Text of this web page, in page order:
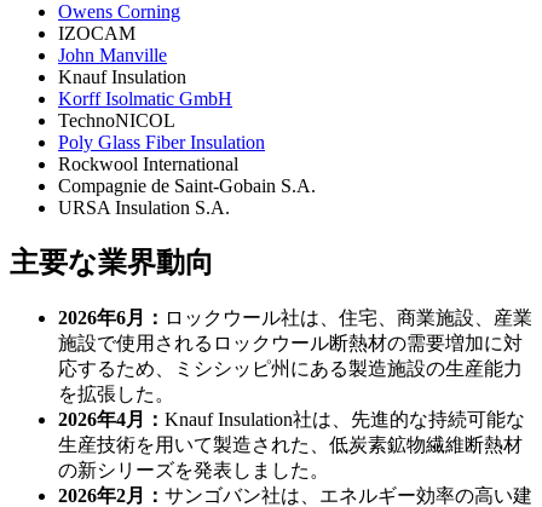
Owens Corning
IZOCAM
John Manville
Knauf Insulation
Korff Isolmatic GmbH
TechnoNICOL
Poly Glass Fiber Insulation
Rockwool International
Compagnie de Saint-Gobain S.A.
URSA Insulation S.A.
主要な業界動向
2026年6月： ロックウール社は、住宅、商業施設、産業
施設で使用されるロックウール断熱材の需要増加に対
応するため、ミシシッピ州にある製造施設の生産能力
を拡張した。
2026年4月： Knauf Insulation社は、先進的な持続可能な
生産技術を用いて製造された、低炭素鉱物繊維断熱材
の新シリーズを発表しました。
2026年2月： サンゴバン社は、エネルギー効率の高い建